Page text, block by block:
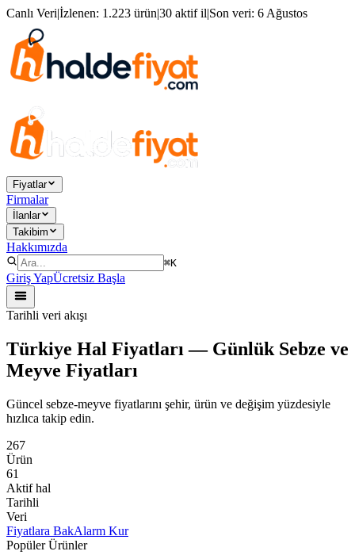
Canlı Veri|İzlenen: 1.223 ürün|30 aktif il|Son veri: 6 Ağustos
Fiyatlar
Firmalar
İlanlar
Takibim
Hakkımızda
⌘K
Giriş YapÜcretsiz Başla
Tarihli veri akışı
Türkiye Hal Fiyatları — Günlük Sebze ve
Meyve Fiyatları
Güncel sebze-meyve fiyatlarını şehir, ürün ve değişim yüzdesiyle
hızlıca takip edin.
267
Ürün
61
Aktif hal
Tarihli
Veri
Fiyatlara BakAlarm Kur
Popüler Ürünler